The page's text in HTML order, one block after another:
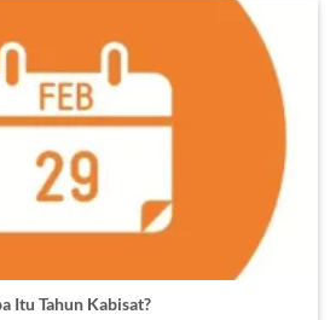
Itu Tahun Kabisat?